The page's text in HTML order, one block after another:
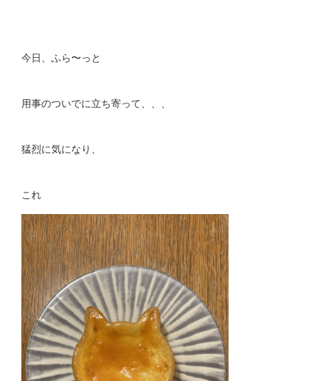
今日、ふら〜っと
用事のついでに立ち寄って、、、
猛烈に気になり、
これ